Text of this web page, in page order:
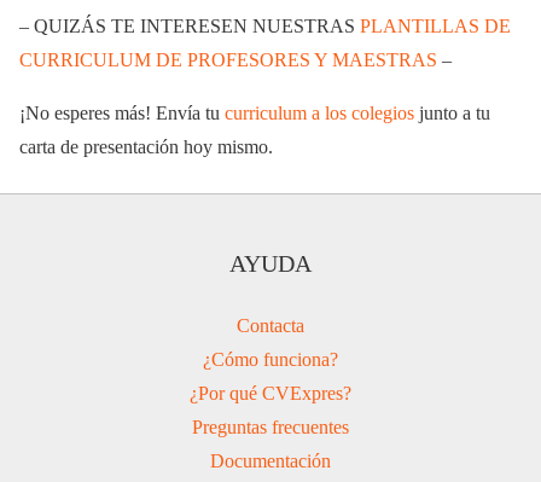
– QUIZÁS TE INTERESEN NUESTRAS PLANTILLAS DE
CURRICULUM DE PROFESORES Y MAESTRAS –
¡No esperes más! Envía tu curriculum a los colegios junto a tu
carta de presentación hoy mismo.
AYUDA
Contacta
¿Cómo funciona?
¿Por qué CVExpres?
Preguntas frecuentes
Documentación